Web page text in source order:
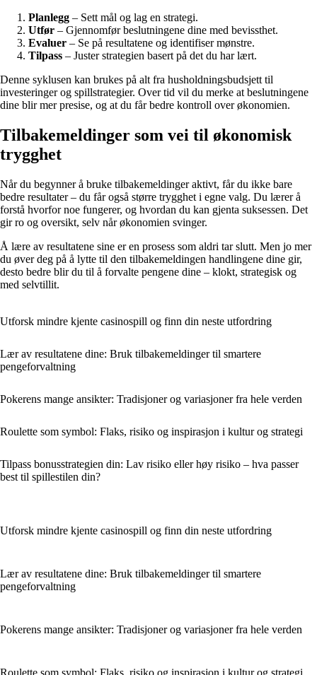
Planlegg – Sett mål og lag en strategi.
Utfør – Gjennomfør beslutningene dine med bevissthet.
Evaluer – Se på resultatene og identifiser mønstre.
Tilpass – Juster strategien basert på det du har lært.
Denne syklusen kan brukes på alt fra husholdningsbudsjett til
investeringer og spillstrategier. Over tid vil du merke at beslutningene
dine blir mer presise, og at du får bedre kontroll over økonomien.
Tilbakemeldinger som vei til økonomisk
trygghet
Når du begynner å bruke tilbakemeldinger aktivt, får du ikke bare
bedre resultater – du får også større trygghet i egne valg. Du lærer å
forstå hvorfor noe fungerer, og hvordan du kan gjenta suksessen. Det
gir ro og oversikt, selv når økonomien svinger.
Å lære av resultatene sine er en prosess som aldri tar slutt. Men jo mer
du øver deg på å lytte til den tilbakemeldingen handlingene dine gir,
desto bedre blir du til å forvalte pengene dine – klokt, strategisk og
med selvtillit.
Utforsk mindre kjente casinospill og finn din neste utfordring
Lær av resultatene dine: Bruk tilbakemeldinger til smartere
pengeforvaltning
Pokerens mange ansikter: Tradisjoner og variasjoner fra hele verden
Roulette som symbol: Flaks, risiko og inspirasjon i kultur og strategi
Tilpass bonusstrategien din: Lav risiko eller høy risiko – hva passer
best til spillestilen din?
Utforsk mindre kjente casinospill og finn din neste utfordring
Lær av resultatene dine: Bruk tilbakemeldinger til smartere
pengeforvaltning
Pokerens mange ansikter: Tradisjoner og variasjoner fra hele verden
Roulette som symbol: Flaks, risiko og inspirasjon i kultur og strategi